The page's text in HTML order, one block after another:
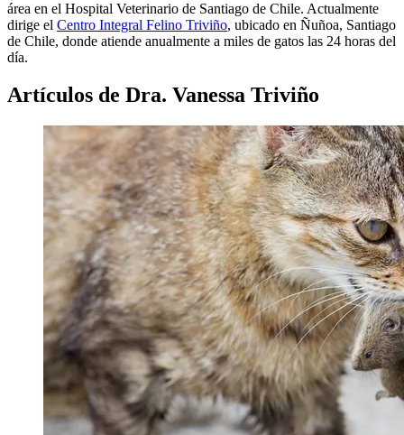
área en el Hospital Veterinario de Santiago de Chile. Actualmente
dirige el Centro Integral Felino Triviño, ubicado en Ñuñoa, Santiago
de Chile, donde atiende anualmente a miles de gatos las 24 horas del
día.
Artículos de Dra. Vanessa Triviño